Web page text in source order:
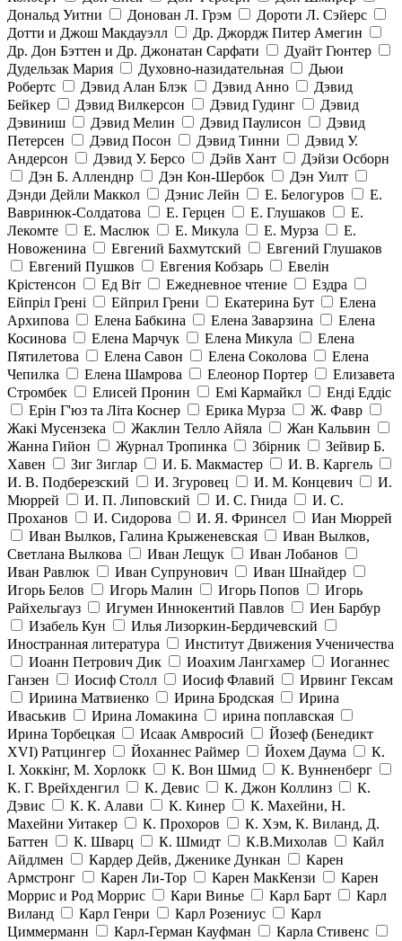
Дональд Уитни
Донован Л. Грэм
Дороти Л. Сэйерс
Дотти и Джош Макдауэлл
Др. Джордж Питер Амегин
Др. Дон Бэттен и Др. Джонатан Сарфати
Дуайт Гюнтер
Дудельзак Мария
Духовно-назидательная
Дьюи
Робертс
Дэвид Алан Блэк Дэвид Анно
Дэвид
Бейкер
Дэвид Вилкерсон Дэвид Гудинг
Дэвид
Дэвиниш
Дэвид Мелин Дэвид Паулисон
Дэвид
Петерсен
Дэвид Посон Дэвид Тинни
Дэвид У.
Андерсон
Дэвид У. Берсо Дэйв Хант
Дэйзи Осборн
Дэн Б. Алленднр
Дэн Кон-Шербок
Дэн Уилт
Дэнди Дейли Маккол
Дэнис Лейн Е. Белогуров
Е.
Вавринюк-Солдатова
Е. Герцен Е. Глушаков
Е.
Лекомте
Е. Маслюк Е. Микула Е. Мурза
Е.
Новоженина
Евгений Бахмутский
Евгений Глушаков
Евгений Пушков
Евгения Кобзарь
Евелін
Крістенсон
Ед Віт Ежедневное чтение
Ездра
Ейпріл Грені
Ейприл Грени Екатерина Бут
Елена
Архипова
Елена Бабкина Елена Заварзина
Елена
Косинова
Елена Марчук Елена Микула
Елена
Пятилетова
Елена Савон Елена Соколова
Елена
Чепилка
Елена Шамрова Елеонор Портер
Елизавета
Стромбек
Елисей Пронин Емі Кармайкл
Ендi Еддiс
Ерін Г'юз та Літа Коснер
Ерика Мурза
Ж. Фавр
Жакі Мусензека
Жаклин Телло Айяла
Жан Кальвин
Жанна Гийон
Журнал Тропинка Збірник
Зейвир Б.
Хавен
Зиг Зиглар И. Б. Макмастер
И. В. Каргель
И. В. Подберезский
И. Згуровец И. М. Концевич
И.
Мюррей
И. П. Липовский И. С. Гнида
И. С.
Проханов
И. Сидорова И. Я. Фринсел
Иан Мюррей
Иван Вылков, Галина Крыженевская
Иван Вылков,
Светлана Вылкова
Иван Лещук
Иван Лобанов
Иван Равлюк
Иван Супрунович
Иван Шнайдер
Игорь Белов
Игорь Малин Игорь Попов
Игорь
Райхельгауз
Игумен Иннокентий Павлов
Иен Барбур
Изабель Кун
Илья Лизоркин-Бердичевский
Иностранная литература
Институт Движения Ученичества
Иоанн Петрович Дик
Иоахим Лангхамер
Иоганнес
Ганзен
Иосиф Столл Иосиф Флавий
Ирвинг Гексам
Ириина Матвиенко
Ирина Бродская
Ирина
Иваськив
Ирина Ломакина
ирина поплавская
Ирина Торбецкая
Исаак Амвросий
Йозеф (Бенедикт
ХVI) Ратцингер
Йоханнес Раймер Йохем Даума
К.
І. Хоккінг, М. Хорлокк
К. Вон Шмид
К. Вунненберг
К. Г. Врейхденгил
К. Девис К. Джон Коллинз
К.
Дэвис
К. К. Алави К. Кинер
К. Махейни, Н.
Махейни Уитакер
К. Прохоров
К. Хэм, К. Виланд, Д.
Баттен
К. Шварц К. Шмидт К.В.Михолав
Кайл
Айдлмен
Кардер Дейв, Дженике Дункан
Карен
Армстронг
Карен Ли-Тор Карен МакКензи
Карен
Моррис и Род Моррис
Кари Винье Карл Барт
Карл
Виланд
Карл Генри Карл Розениус
Карл
Циммерманн
Карл-Герман Кауфман
Карла Стивенс